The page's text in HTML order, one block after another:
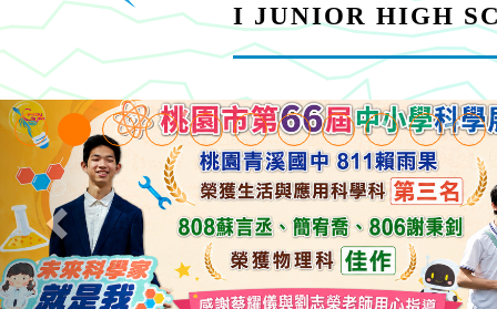
I JUNIOR HIGH
【甄選結果(第11招)】